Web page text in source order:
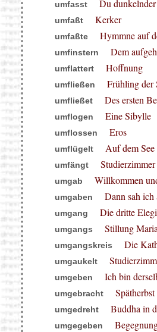
umfasst Du
umfaßt Kerker
umfaßte Hymmne auf
umfinstern Dem
umflattert Hoffnung
umfließen Frühling der
umfließet Des ersten
umflogen Eine Sibylle
umflossen Eros
umflügelt Auf dem See
umfängt
umgab Willkommen
umgaben Dann sah ich
umgang Die dritte
umgangs Stillung
umgangskreis Die
umgaukelt
umgeben Ich bin
umgebracht
umgedreht Buddha in
umgegeben